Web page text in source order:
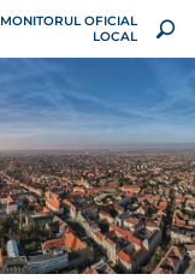
MONITORUL OFICIAL
LOCAL